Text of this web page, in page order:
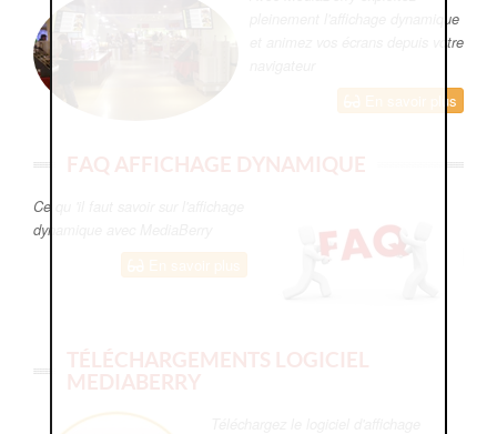
pleinement l'affichage dynamique
et animez vos écrans depuis votre
En savoir plus
FAQ AFFICHAGE DYNAMIQUE
Ce qu 'il faut savoir sur l'affichage
dynamique avec MediaBerry
TÉLÉCHARGEMENTS LOGICIEL
MEDIABERRY